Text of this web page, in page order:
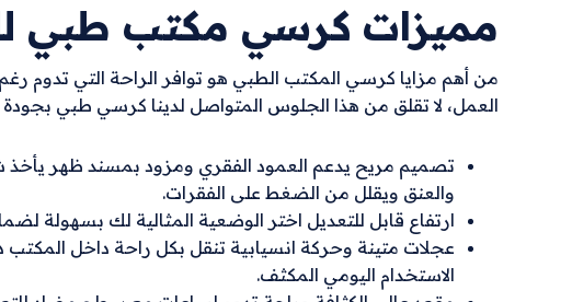
مميزات كرسي مكتب طبي
من أهم مزايا كرسي المكتب الطبي هو توافر الراحة التي تدوم
العمل، لا تقلق من هذا الجلوس المتواصل لدينا كرسي طبي
تصميم مريح يدعم العمود الفقري ومزود بمسند ظهر
والعنق ويقلل من الضغط على الفقرات.
ارتفاع قابل للتعديل اختر الوضعية المثالية لك بسهولة
عجلات متينة وحركة انسيابية تنقل بكل راحة داخل
الاستخدام اليومي المكثف.